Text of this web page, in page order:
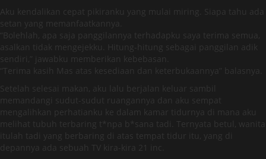
Aku kendalikan cepat pikiranku yang mulai miring. Siapa tahu ada
setan yang memanfaatkannya.
“Bolehlah, apa saja panggilannya terhadapku saya terima semua,
asalkan tidak mengejekku. Hitung-hitung sebagai panggilan adik
sendiri,” jawabku memberikan kebebasan.
“Terima kasih Mas atas kesediaan dan keterbukaannya” balasnya.
Setelah selesai makan, aku lalu berjalan keluar sambil
memandangi sudut-sudut ruangannya dan aku sempat
mengalihkan perhatianku ke dalam kamar tidurnya di mana aku
melihat tubuh terbaring t*npa b*sana tadi. Ternyata betul, wanita
itulah tadi yang berbaring di atas tempat tidur itu, yang di
depannya ada sebuah TV kira-kira 21 inc.